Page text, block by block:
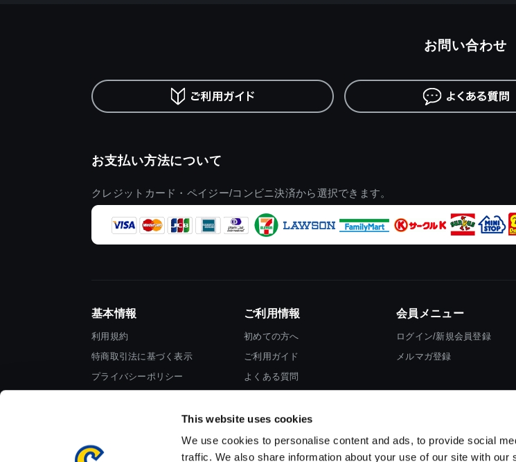
This website uses cookies
We use cookies to personalise content and ads, to provide social
traffic. We also share information about your use of our site with our
お支払い方法について
クレジットカード・ペイジー/コンビニ決済から選択できます。
お問い合わせ
基本情報
利用規約
特商取引法に基づく表示
プライバシーポリシー
ご利用情報
初めての方へ
ご利用ガイド
よくある質問
会員メニュー
ログイン/新規会員登録
メルマガ登録